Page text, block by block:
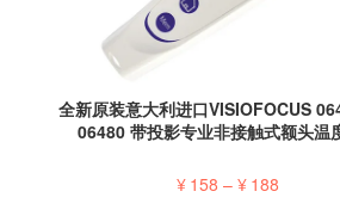
全新原装意大利进口VISIOFOCUS
06480 带投影专业非接触式额头温
¥ 158 – ¥ 188